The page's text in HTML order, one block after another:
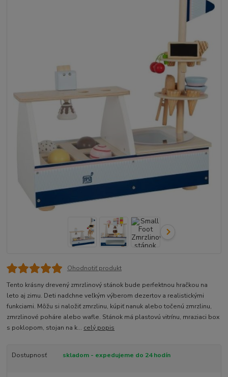
Ohodnotiť produkt
Tento krásny drevený zmrzlinový stánok bude perfektnou hračkou na
leto aj zimu. Deti nadchne veľkým výberom dezertov a realistickými
funkciami. Môžu si naložiť zmrzlinu, kúpiť nanuk alebo točenú zmrzlinu,
zmrzlinové poháre alebo wafle. Stánok má plastovú vitrínu, mraziaci box
s poklopom, stojan na k... celý popis
Dostupnosť skladom - expedujeme do 24 hodín